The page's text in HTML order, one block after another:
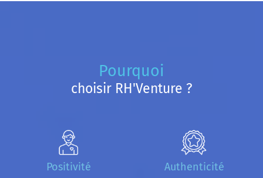
Pourquoi
choisir RH'Venture ?
Positivité Authenticité